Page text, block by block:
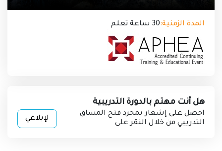
المدة الزمنية:30 ساعة تعلم
هل أنت مهتم بالدورة التدريبية
احصل على إشعار بمجرد فتح المساق
التدريبي من خلال النقر على
لإبلاغي